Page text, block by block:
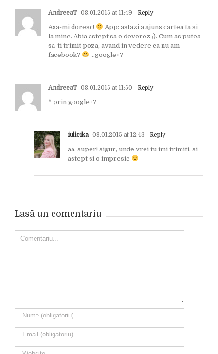
AndreeaT 08.01.2015 at 11:49 - Reply
Asa-mi doresc!
App: astazi a ajuns cartea ta si
la mine. Abia astept sa o devorez ;). Cum as putea
sa-ti trimit poza, avand in vedere ca nu am
facebook?
…google+?
AndreeaT 08.01.2015 at 11:50 - Reply
* prin google+?
iulicika 08.01.2015 at 12:43 - Reply
aa, super! sigur, unde vrei tu imi trimiti. si
astept si o impresie
Lasă un comentariu
Comment